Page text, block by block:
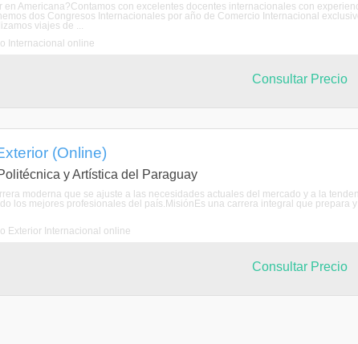
en Americana?Contamos con excelentes docentes internacionales con
dos Congresos Internacionales por año de Comercio Internacional
viajes de ...
Internacional online
Consultar Precio
(Online)
y Artística del Paraguay
moderna que se ajuste a las necesidades actuales del mercado y a la
los mejores profesionales del país.MisiónEs una carrera integral que prepara
Exterior Internacional online
Consultar Precio